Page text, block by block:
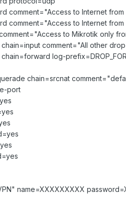
comment="Access to Internet
comment="Access to Internet
to Mikrotik only
comment="All other
log-
chain=srcnat
port
name=XXXXXXXXX